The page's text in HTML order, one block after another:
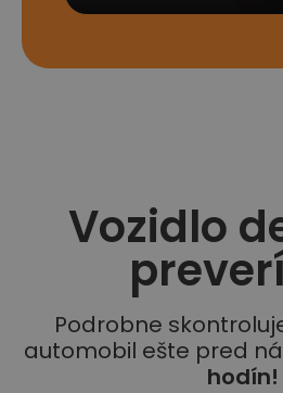
Vozidlo
Podrobne
automobil ešte pred
hodín!